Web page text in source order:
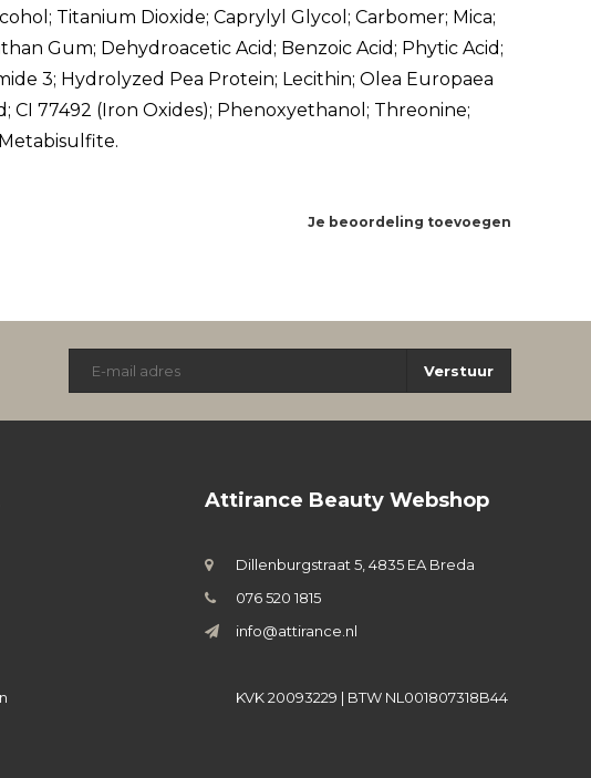
Titanium Dioxide; Caprylyl Glycol; Carbomer; Mica;
Gum; Dehydroacetic Acid; Benzoic Acid; Phytic Acid;
3; Hydrolyzed Pea Protein; Lecithin; Olea Europaea
CI 77492 (Iron Oxides); Phenoxyethanol; Threonine;
Je beoordeling toevoegen
Verstuur
Attirance Beauty Webshop
Dillenburgstraat 5, 4835 EA Breda
076 520 1815
info@attirance.nl
KVK 20093229 | BTW NL001807318B44